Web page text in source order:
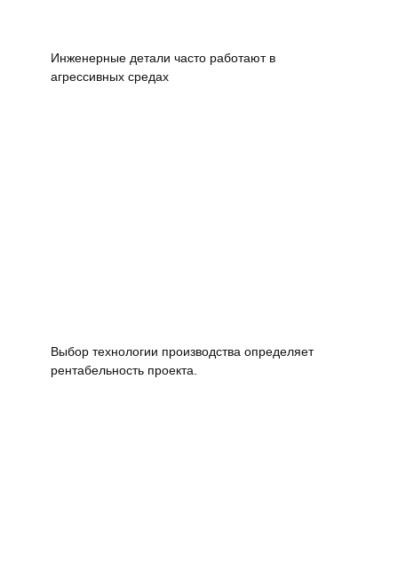
Инженерные детали часто работают в
агрессивных средах
Выбор технологии производства определяет
рентабельность проекта.